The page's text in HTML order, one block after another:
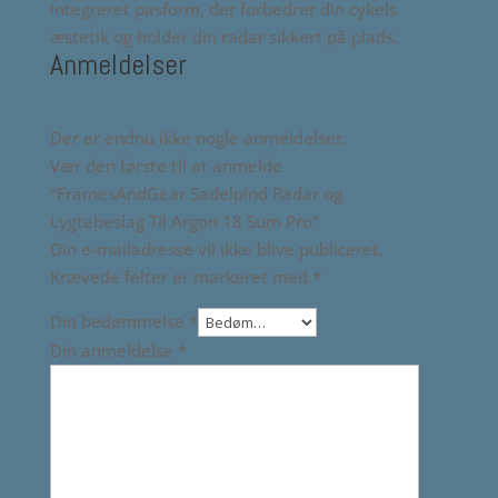
integreret pasform, der forbedrer din cykels
æstetik og holder din radar sikkert på plads.
Anmeldelser
Der er endnu ikke nogle anmeldelser.
Vær den første til at anmelde
“FramesAndGear Sadelpind Radar og
Lygtebeslag Til Argon 18 Sum Pro”
Din e-mailadresse vil ikke blive publiceret.
Krævede felter er markeret med *
Din bedømmelse *
Din anmeldelse *